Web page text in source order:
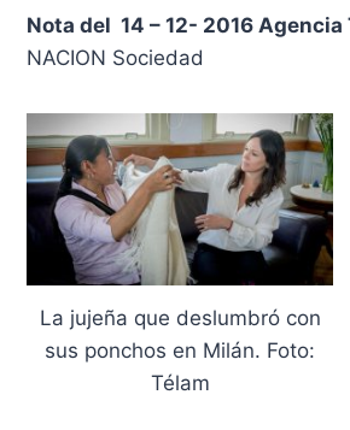
Nota del 14 – 12- 2016 Agencia
NACION Sociedad
La jujeña que deslumbró con
sus ponchos en Milán. Foto:
Télam